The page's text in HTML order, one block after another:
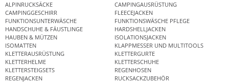
ALPINRUCKSÄCKE
CAMPINGAUSRÜSTUNG
CAMPINGGESCHIRR
FLEECEJACKEN
FUNKTIONSUNTERWÄSCHE
FUNKTIONSWÄSCHE PFLEGE
HANDSCHUHE & FÄUSTLINGE
HARDSHELLJACKEN
HAUBEN & MÜTZEN
ISOLATIONSJACKEN
ISOMATTEN
KLAPPMESSER UND MULTITOOLS
KLETTERAUSRÜSTUNG
KLETTERGURTE
KLETTERHELME
KLETTERSCHUHE
KLETTERSTEIGSETS
REGENHOSEN
REGENJACKEN
RUCKSACKZUBEHÖR